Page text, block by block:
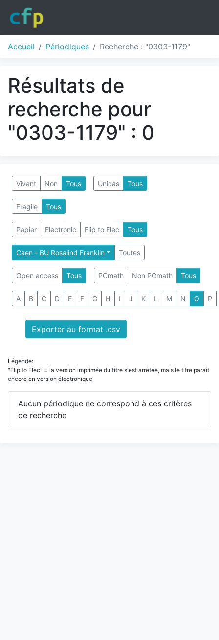
Accueil Périodiques Recherche : "0303-1179"
Résultats de
recherche pour
"0303-1179" : 0
Vivant Non Tous Unicas Tous
Fragile Tous
Papier Electronic Flip to Elec Tous
Caen - BU Rosalind Franklin Toutes
Open access Tous PCmath Non PCmath Tous
A B C D E F G H I J K L M N O P
Exporter au format .csv
Légende:
"Flip to Elec" = la version imprimée du titre s'est arrêtée, mais le titre paraît
encore en version électronique
Aucun périodique ne correspond à ces critères
de recherche